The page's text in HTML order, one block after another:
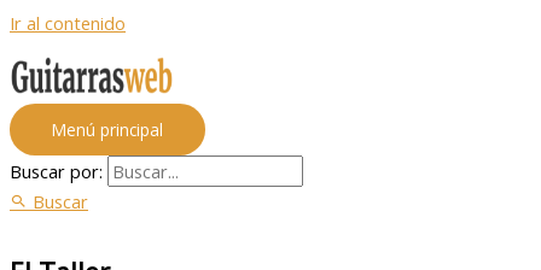
Ir al contenido
Menú principal
Buscar por:
Buscar